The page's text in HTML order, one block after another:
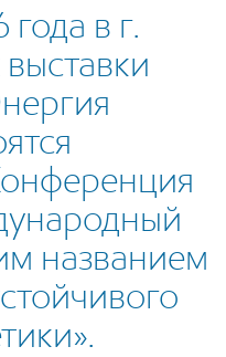
в г.
названием